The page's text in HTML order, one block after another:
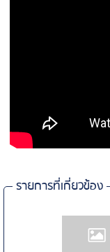
รายการที่เกี่ยวข้อง